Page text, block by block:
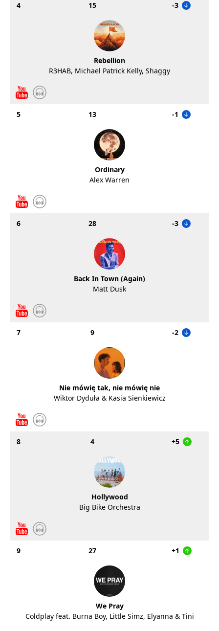
4 15 -3
Rebellion
R3HAB, Michael Patrick Kelly, Shaggy
5 13 -1
Ordinary
Alex Warren
6 28 -3
Back In Town (Again)
Matt Dusk
7 9 -2
Nie mówię tak, nie mówię nie
Wiktor Dyduła & Kasia Sienkiewicz
8 4 +5
Hollywood
Big Bike Orchestra
9 27 +1
We Pray
Coldplay feat. Burna Boy, Little Simz, Elyanna & Tini